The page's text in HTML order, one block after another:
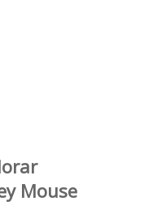
Mouse